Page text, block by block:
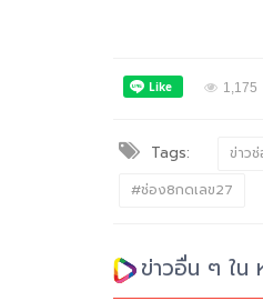
1,175
Tags: ข่าว
#ช่อง8กดเลข27
ข่าวอื่น ๆ ใน